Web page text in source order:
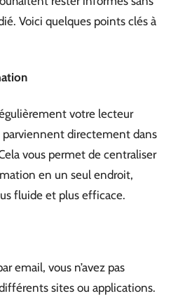
Voici quelques points clés à
votre lecteur
parviennent directement dans
vous permet de centraliser
en un seul endroit,
fluide et plus efficace.
email, vous n’avez pas
sites ou applications.